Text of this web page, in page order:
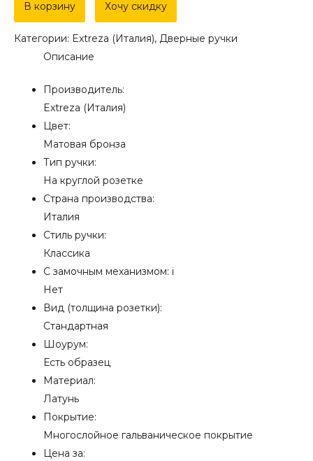
Дверная
ручка
Extreza
"LINA"
розетке
матовая
бронза
В корзину Хочу скидку
Категории: Extreza (Италия), Дверные ручки
Описание
Производитель:
Extreza (Италия)
Цвет:
Матовая бронза
Тип ручки:
На круглой розетке
Страна производства:
Италия
Стиль ручки:
Классика
С замочным механизмом: i
Нет
Вид (толщина розетки):
Стандартная
Шоурум:
Есть образец
Материал:
Латунь
Покрытие:
Многослойное гальваническое покрытие
Цена за: